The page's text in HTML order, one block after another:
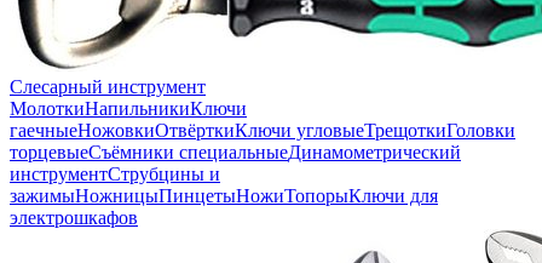
Слесарный инструмент
МолоткиНапильникиКлючи
гаечныеНожовкиОтвёрткиКлючи угловыеТрещоткиГоловки
торцевыеСъёмники специальныеДинамометрический
инструментСтрубцины и
зажимыНожницыПинцетыНожиТопорыКлючи для
электрошкафов